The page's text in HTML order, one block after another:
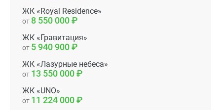
ЖК «Royal Residence»
от 8 550 000
ЖК «Гравитация»
от 5 940 900
ЖК «Лазурные небеса»
от 13 550 000
ЖК «UNO»
от 11 224 000